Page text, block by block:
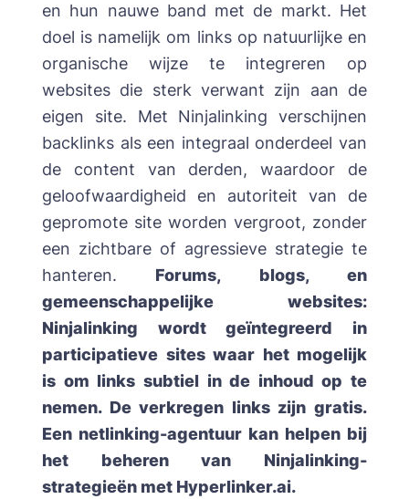
en hun nauwe band met de markt. Het
doel is namelijk om links op natuurlijke en
organische wijze te integreren op
websites die sterk verwant zijn aan de
eigen site. Met Ninjalinking verschijnen
backlinks als een integraal onderdeel van
de content van derden, waardoor de
geloofwaardigheid en autoriteit van de
gepromote site worden vergroot, zonder
een zichtbare of agressieve strategie te
hanteren. Forums, blogs, en
gemeenschappelijke websites:
Ninjalinking wordt geïntegreerd in
participatieve sites waar het mogelijk
is om links subtiel in de inhoud op te
nemen. De verkregen links zijn gratis.
Een netlinking-agentuur kan helpen bij
het beheren van Ninjalinking-
strategieën met Hyperlinker.ai.